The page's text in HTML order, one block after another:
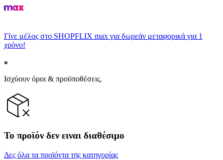
Γίνε μέλος στο SHOPFLIX max για δωρεάν μεταφορικά για 1
χρόνο!
Ισχύουν όροι & προϋποθέσεις.
Το προϊόν δεν ειναι διαθέσιμο
Δες όλα τα προϊόντα της κατηγορίας